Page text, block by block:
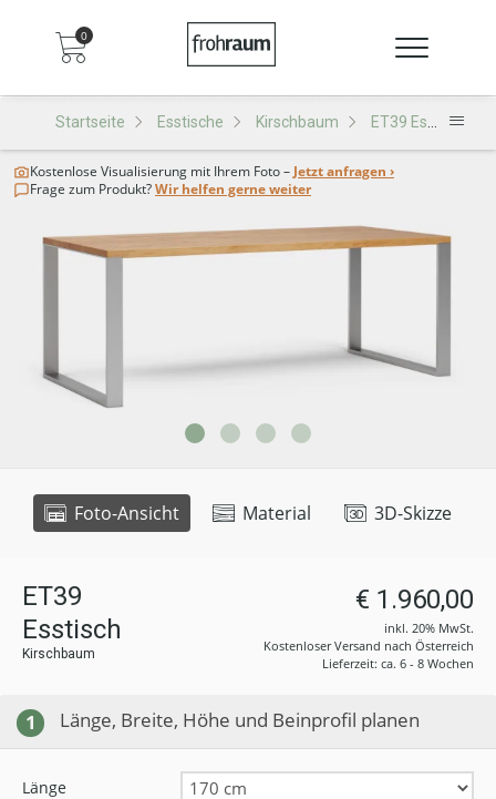
0
Startseite Esstische Kirschbaum ET39 Esstisch
Foto-Ansicht Material 3D-Skizze
Kostenlose Visualisierung mit Ihrem Foto – Jetzt anfragen ›
Frage zum Produkt?Wir helfen gerne weiter
ET39
Esstisch
Kirschbaum
€ 1.960,00
inkl. 20% MwSt.
Kostenloser Versand nach Österreich
Lieferzeit: ca. 6 - 8 Wochen
1 Länge, Breite, Höhe und Beinprofil planen
Länge